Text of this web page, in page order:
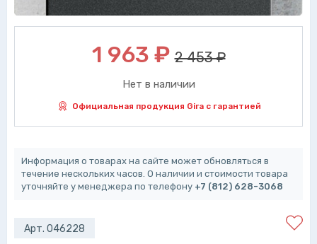
1 963 ₽ 2 453 ₽
Нет в наличии
Официальная продукция Gira с гарантией
Информация о товарах на сайте может обновляться в
течение нескольких часов. О наличии и стоимости товара
уточняйте у менеджера по телефону +7 (812) 628-3068
Арт. 046228